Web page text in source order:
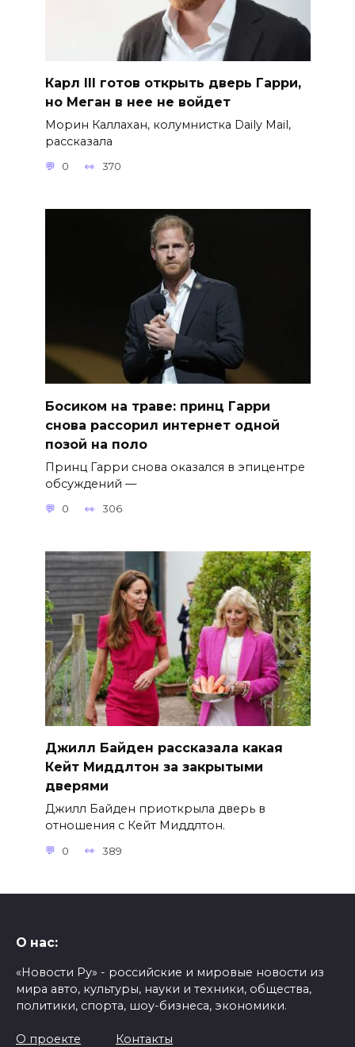
Карл III готов открыть дверь Гарри,
но Меган в нее не войдет
Морин Каллахан, колумнистка Daily Mail,
рассказала
0 370
Босиком на траве: принц Гарри
снова рассорил интернет одной
позой на поло
Принц Гарри снова оказался в эпицентре
обсуждений —
0 306
Джилл Байден рассказала какая
Кейт Миддлтон за закрытыми
дверями
Джилл Байден приоткрыла дверь в
отношения с Кейт Миддлтон.
0 389
О нас:
«Новости Ру» - российские и мировые новости из
мира авто, культуры, науки и техники, общества,
политики, спорта, шоу-бизнеса, экономики.
О проекте Контакты